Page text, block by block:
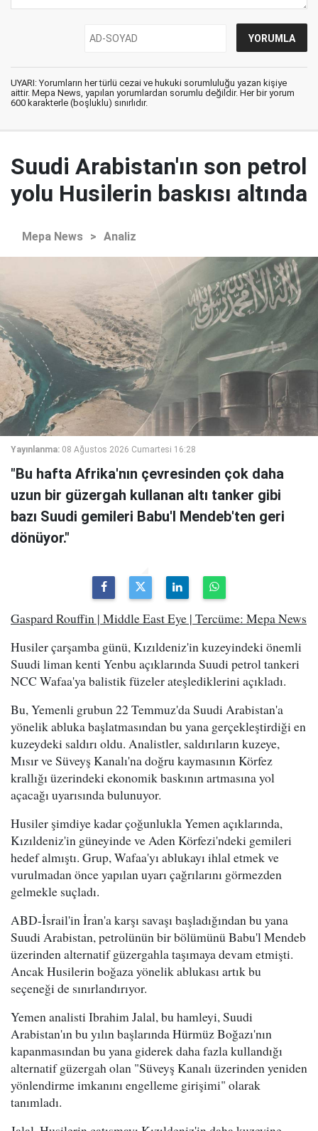
UYARI: Yorumların her türlü cezai ve hukuki sorumluluğu yazan kişiye
aittir. Mepa News, yapılan yorumlardan sorumlu değildir. Her bir yorum
600 karakterle (boşluklu) sınırlıdır.
Suudi Arabistan'ın son petrol
yolu Husilerin baskısı altında
Mepa News > Analiz
Yayınlanma: 08 Ağustos 2026 Cumartesi 16:28
"Bu hafta Afrika'nın çevresinden çok daha
uzun bir güzergah kullanan altı tanker gibi
bazı Suudi gemileri Babu'l Mendeb'ten geri
dönüyor."
Gaspard Rouffin | Middle East Eye | Tercüme: Mepa News
Husiler çarşamba günü, Kızıldeniz'in kuzeyindeki önemli
Suudi liman kenti Yenbu açıklarında Suudi petrol tankeri
NCC Wafaa'ya balistik füzeler ateşlediklerini açıkladı.
Bu, Yemenli grubun 22 Temmuz'da Suudi Arabistan'a
yönelik abluka başlatmasından bu yana gerçekleştirdiği en
kuzeydeki saldırı oldu. Analistler, saldırıların kuzeye,
Mısır ve Süveyş Kanalı'na doğru kaymasının Körfez
krallığı üzerindeki ekonomik baskının artmasına yol
açacağı uyarısında bulunuyor.
Husiler şimdiye kadar çoğunlukla Yemen açıklarında,
Kızıldeniz'in güneyinde ve Aden Körfezi'ndeki gemileri
hedef almıştı. Grup, Wafaa'yı ablukayı ihlal etmek ve
vurulmadan önce yapılan uyarı çağrılarını görmezden
gelmekle suçladı.
ABD-İsrail'in İran'a karşı savaşı başladığından bu yana
Suudi Arabistan, petrolünün bir bölümünü Babu'l Mendeb
üzerinden alternatif güzergahla taşımaya devam etmişti.
Ancak Husilerin boğaza yönelik ablukası artık bu
seçeneği de sınırlandırıyor.
Yemen analisti Ibrahim Jalal, bu hamleyi, Suudi
Arabistan'ın bu yılın başlarında Hürmüz Boğazı'nın
kapanmasından bu yana giderek daha fazla kullandığı
alternatif güzergah olan "Süveyş Kanalı üzerinden yeniden
yönlendirme imkanını engelleme girişimi" olarak
tanımladı.